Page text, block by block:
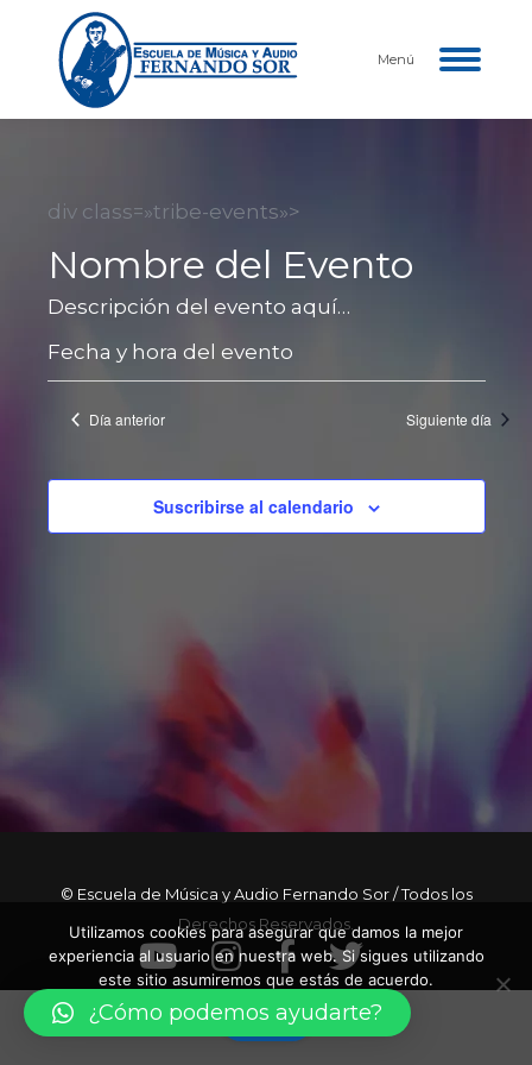
Menú
div class=»tribe-events»>
Nombre del Evento
Descripción del evento aquí…
Fecha y hora del evento
Día anterior Siguiente día
Suscribirse al calendario
© Escuela de Música y Audio Fernando Sor / Todos los
Derechos Reservados.
¿Cómo podemos ayudarte?
Utilizamos cookies para asegurar que damos la mejor
experiencia al usuario en nuestra web. Si sigues utilizando
este sitio asumiremos que estás de acuerdo.
Vale